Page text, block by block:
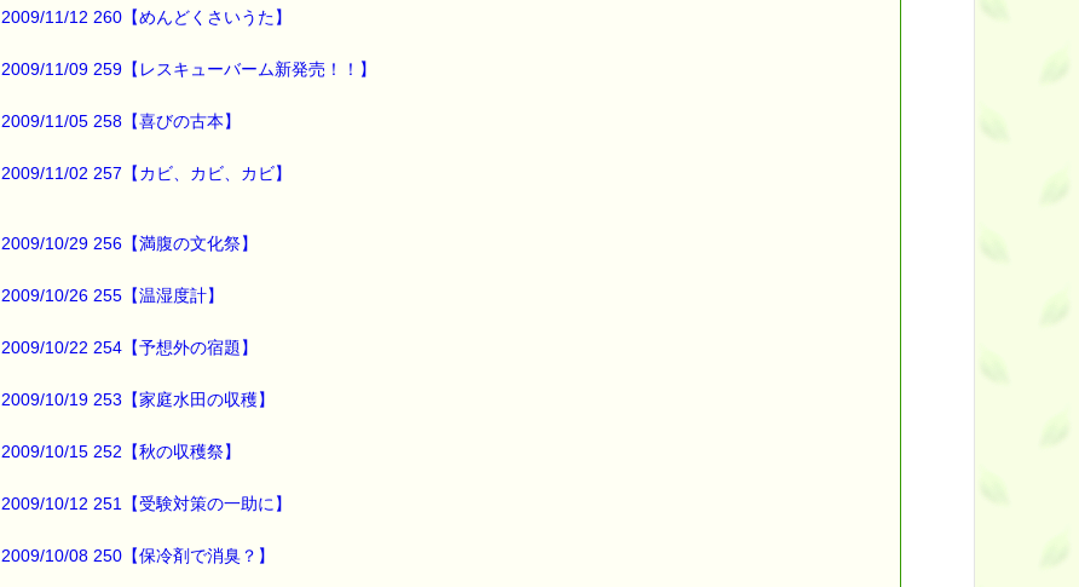
朝になると、
玄関の前に
落ち葉の山がありました。
少し怒りを感じたんですが、
実は、
落ち葉の山を作ったのは
子どもたちではなく、
風が強かったので、
吹きだまりになっていたんです。
2009/11/12 260【めんどくさいうた】
2009/11/09 259【レスキューバーム新発売！！】
2009/11/05 258【喜びの古本】
2009/11/02 257【カビ、カビ、カビ】
2009/10/29 256【満腹の文化祭】
2009/10/26 255【温湿度計】
2009/10/22 254【予想外の宿題】
2009/10/19 253【家庭水田の収穫】
2009/10/15 252【秋の収穫祭】
2009/10/12 251【受験対策の一助に】
2009/10/08 250【保冷剤で消臭？】